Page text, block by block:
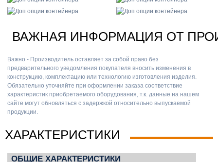
ВАЖНАЯ ИНФОРМАЦИЯ ОТ
Важно - Производитель оставляет за собой право без
предварительного уведомления покупателя вносить изменения в
конструкцию, комплектацию или технологию изготовления изделия.
Обязательно уточняйте при оформлении заказа соответствие
характеристик приобретаемого оборудования, т.к. данные на нашем
сайте могут обновляться с задержкой относительно выпускаемой
продукции.
ХАРАКТЕРИСТИКИ
ОБЩИЕ ХАРАКТЕРИСТИКИ